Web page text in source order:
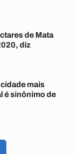
de Mata
diz
mais
é sinônimo de